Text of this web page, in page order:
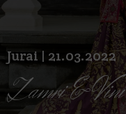
Jurai | 21.03.2022
Zamri & Vini